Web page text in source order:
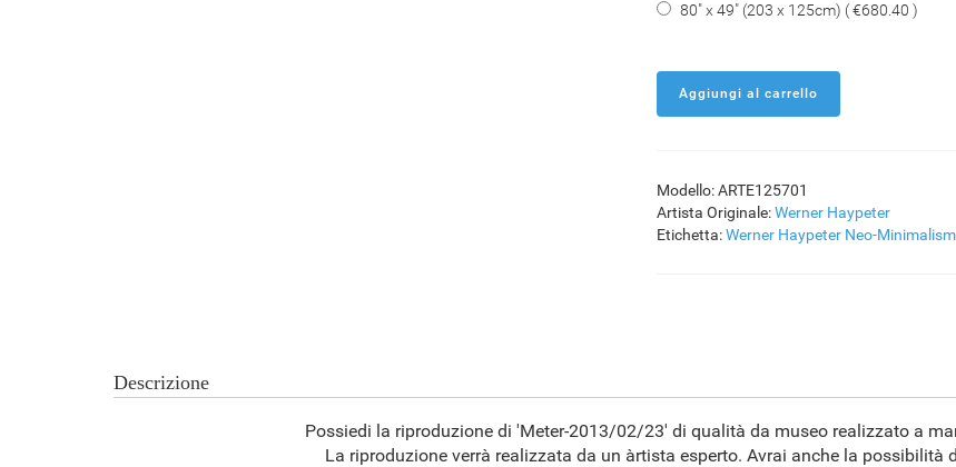
80" x 49" (203 x 125cm) ( €680.40 )
Modello: ARTE125701
Artista Originale:Werner Haypeter
Etichetta:Werner Haypeter Neo-
Descrizione
Possiedi la riproduzione di 'Meter-2013/02/23' di qualità da museo realizzato a
La riproduzione verrà realizzata da un àrtista esperto. Avrai anche la possibilità